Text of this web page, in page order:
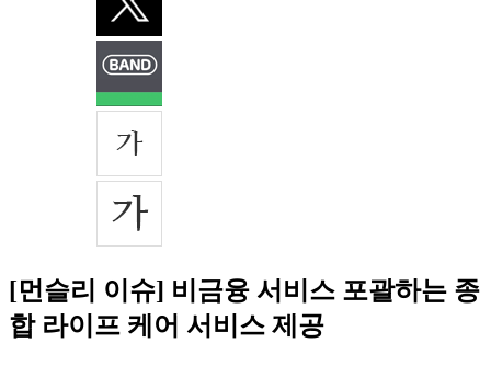
[먼슬리 이슈] 비금융 서비스 포괄하는 종
합 라이프 케어 서비스 제공